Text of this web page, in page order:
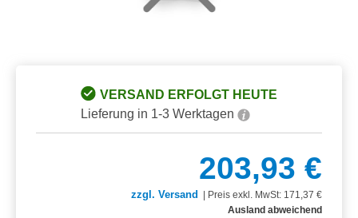
VERSAND ERFOLGT HEUTE
Lieferung in 1-3 Werktagen
203,93 €
zzgl. Versand
Preis exkl. MwSt: 171,37 €
Ausland abweichend